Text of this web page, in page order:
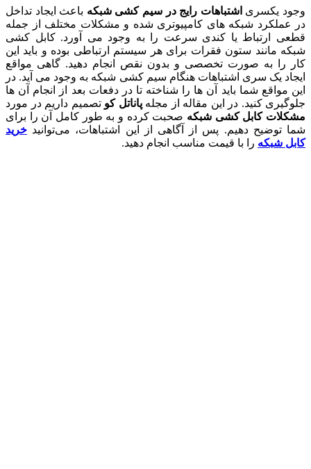
وجود یکسری اشتباهات رایج در سیم کشی شبکه باعث ایجاد تداخل
در عملکرد شبکه‌ های کامپیوتری شده و مشکلات مختلف از جمله
قطعی ارتباط یا کندی سرعت را به وجود می‌ آورد. کابل کشی
شبکه مانند ستون فقرات برای هر سیستم ارتباطی بوده و باید این
کار را به صورت تخصصی و بدون نقص انجام دهید. گاهی مواقع
ایجاد یک سری اشتباهات هنگام سیم کشی شبکه به وجود می‌ آید. در
این مواقع شما باید آن ها را شناخته تا در دفعات بعد از انجام آن ها
جلوگیری کنید. در این مقاله از مجلهپاناتل کو تصمیم داریم در مورد
مشکلات کابل کشی شبکه صحبت کرده و به طور کامل آن را برای
شما توضیح دهیم. پس از آگاهی از این اشتباهات، می‌توانید خرید
کابل شبکه را با قیمت مناسب انجام دهید.